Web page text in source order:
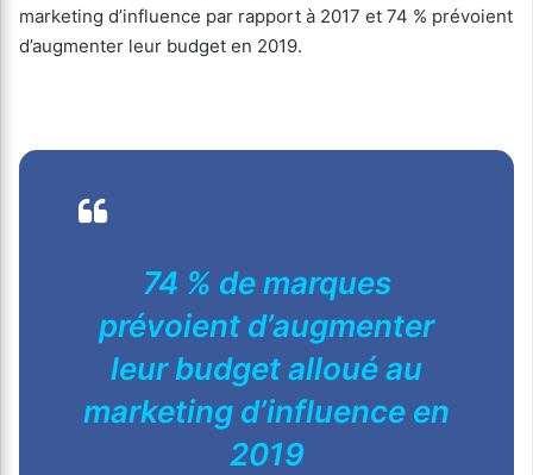
marketing d’influence par rapport à 2017 et 74 % prévoient
d’augmenter leur budget en 2019.
74 % de marques
prévoient d’augmenter
leur budget alloué au
marketing d’influence en
2019